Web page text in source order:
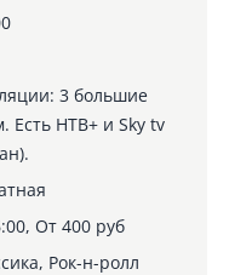
3 большие
Есть НТВ+ и Sky tv
От 400 руб
Рок-н-ролл